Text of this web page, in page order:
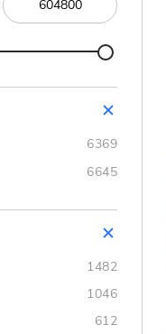
керамическую плитку
всю мозаику
6369
6645
1482
1046
612